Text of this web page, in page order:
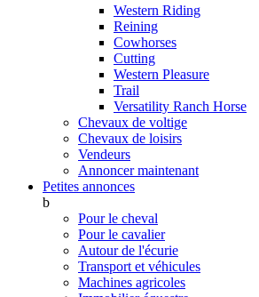
Western Riding
Reining
Cowhorses
Cutting
Western Pleasure
Trail
Versatility Ranch Horse
Chevaux de voltige
Chevaux de loisirs
Vendeurs
Annoncer maintenant
Petites annonces
b
Pour le cheval
Pour le cavalier
Autour de l'écurie
Transport et véhicules
Machines agricoles